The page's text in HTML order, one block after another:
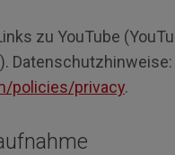
zu YouTube
Datenschutzhinweise:
policies/privacy.